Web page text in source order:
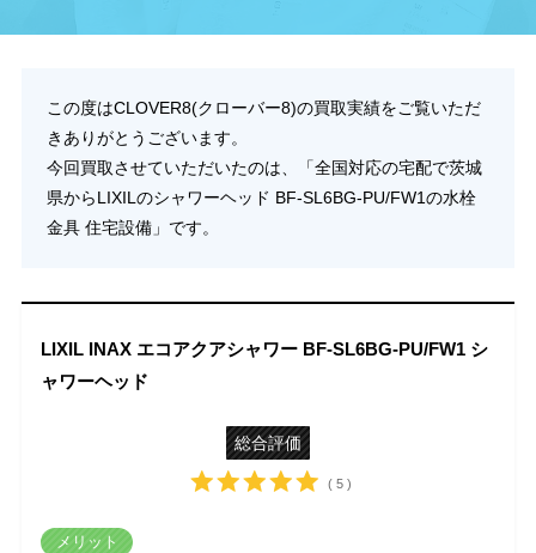
この度はCLOVER8(クローバー8)の買取実績をご覧いただ
きありがとうございます。
今回買取させていただいたのは、「全国対応の宅配で茨城
県からLIXILのシャワーヘッド BF-SL6BG-PU/FW1の水栓
金具 住宅設備」です。
LIXIL INAX エコアクアシャワー BF-SL6BG-PU/FW1 シ
ャワーヘッド
総合評価
( 5 )
メリット